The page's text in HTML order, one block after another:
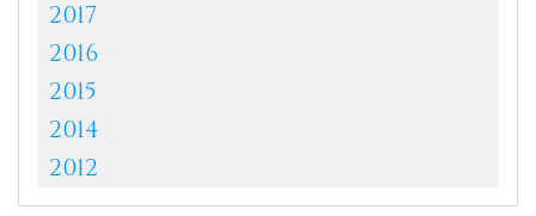
2017
2016
2015
2014
2012